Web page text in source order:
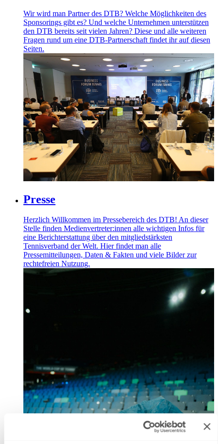
Wir wird man Partner des DTB? Welche Möglichkeiten des
Sponsorings gibt es? Und welche Unternehmen unterstützen
den DTB bereits seit vielen Jahren? Diese und alle weiteren
Fragen rund um eine DTB-Partnerschaft findet ihr auf diesen
Seiten.
Presse
Herzlich Willkommen im Pressebereich des DTB! An dieser
Stelle finden Medienvertreter:innen alle wichtigen Infos für
eine Berichterstattung über den mitgliedstärksten
Tennisverband der Welt. Hier findet man alle
Pressemitteilungen, Daten & Fakten und viele Bilder zur
rechtefreien Nutzung.